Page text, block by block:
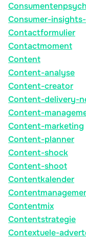
Consumer-
Contactformulier
Contactmoment
Content
Content-analyse
Content-creator
Content-delivery-
Content-
Content-marketing
Content-planner
Content-shock
Content-shoot
Contentkalender
Contentmix
Contentstrategie
Contextuele-